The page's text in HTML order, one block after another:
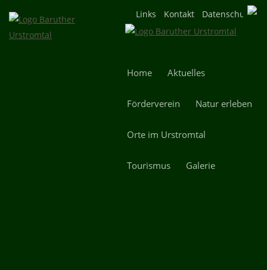
Navigation
überspringen
Links Kontakt Datenschutz
Navigation
Home Aktuelles
Förderverein Natur erleben
Orte im Urstromtal
Tourismus Galerie